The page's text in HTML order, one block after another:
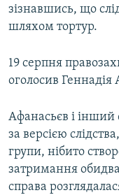
зізнавшись, що
шляхом тортур.
19 серпня
оголосив Геннадія
Афанасьєв і інший
за версією
групи, нібито
затримання обидва
справа